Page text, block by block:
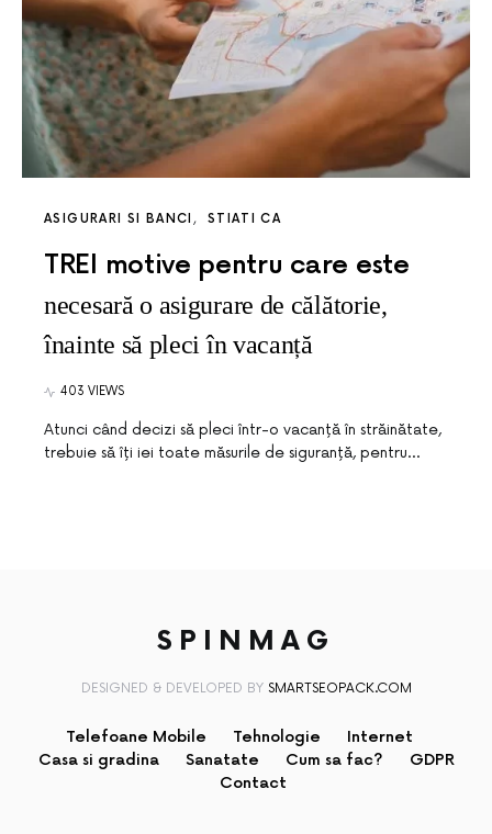
ASIGURARI SI BANCI STIATI CA
TREI motive pentru care este
necesară o asigurare de călătorie,
înainte să pleci în vacanță
403 VIEWS
Atunci când decizi să pleci într-o vacanță în străinătate,
trebuie să îți iei toate măsurile de siguranță, pentru…
SPINMAG
DESIGNED & DEVELOPED BY SMARTSEOPACK.COM
Telefoane Mobile Tehnologie
Internet
Casa si gradina
Sanatate Cum sa fac?
GDPR
Contact